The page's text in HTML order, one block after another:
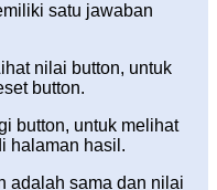
satu jawaban
nilai button, untuk
button.
button, untuk melihat
halaman hasil.
adalah sama dan nilai